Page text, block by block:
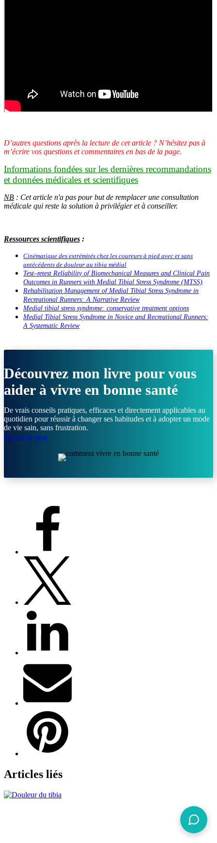
D’autres questions après la lecture de cet article ? N’hésitez pas à
m’écrire vos questions et commentaires en bas de la page.
Informations fondées sur les dernières recommandations
et données médicales et scientifiques
NB : Cet article n'a pas pour but de remplacer une consultation
médicale qui reste la solution à privilégier et à conseiller.
Ressources scientifiques :
Cinématique des extrémités chez les coureurs à pied avec et sans
antécédents de douleur au tibia médial
Test–retest Reliability of Biomechanical Measures and Clinical Pain
Outcomes in Runners with Medial Tibial Stress Syndrome (MTSS)
Rehabilitation Management of Medial Tibial Stress Syndrome in
Recreational Runners: A Narrative Review
Medial tibial stress syndrome: conservative treatment options
Medial Tibial Stress Syndrome in Novice and Recreational Runners:
A Systematic Review
Découvrez mon livre pour vous
aider à vivre en bonne santé
De vrais conseils pratiques, efficaces et directement applicables au
quotidien pour réussir à changer ses habitudes et à adopter un mode
de vie sain, sans frustration.
En savoir plus
Articles liés